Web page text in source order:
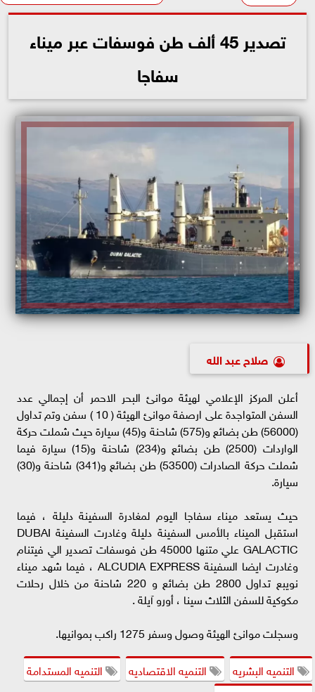
تصدير 45 ألف طن فوسفات عبر ميناء
سفاجا
صلاح عبد الله
أعلن المركز الإعلامي لهيئة موانئ البحر الاحمر أن إجمالي عدد
السفن المتواجدة على ارصفة موانئ الهيئة ( 10 ) سفن وتم تداول
(56000) طن بضائع و(575) شاحنة و(45) سيارة حيث شملت حركة
الواردات (2500) طن بضائع و(234) شاحنة و(15) سيارة فيما
شملت حركة الصادرات (53500) طن بضائع و(341) شاحنة و(30)
سيارة.
حيث يستعد ميناء سفاجا اليوم لمغادرة السفينة دليلة ، فيما
استقبل الميناء بالأمس السفينة دليلة وغادرت السفينة DUBAI
GALACTIC علي متنها 45000 طن فوسفات تصدير الي فيتنام
وغادرت ايضا السفينة ALCUDIA EXPRESS ، فيما شهد ميناء
نويبع تداول 2800 طن بضائع و 220 شاحنة من خلال رحلات
مكوكية للسفن الثلاث سينا ، أورو آيلة .
وسجلت موانئ الهيئة وصول وسفر 1275 راكب بموانيها.
التنميه البشريه
التنميه الاقتصاديه
التنميه المستدامة